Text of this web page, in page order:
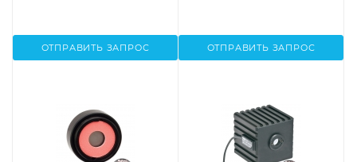
ОТПРАВИТЬ ЗАПРОС ОТПРАВИТЬ ЗАПРОС